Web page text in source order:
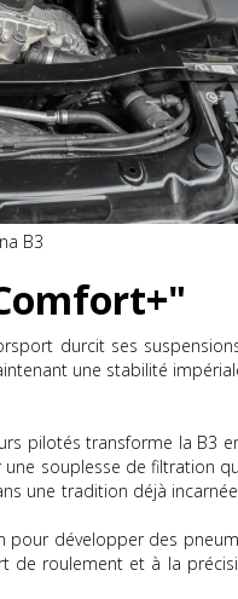
B3
durcit ses
une stabilité
pilotés transforme la B3
souplesse de filtration
une tradition déjà
pour développer des
roulement et à la